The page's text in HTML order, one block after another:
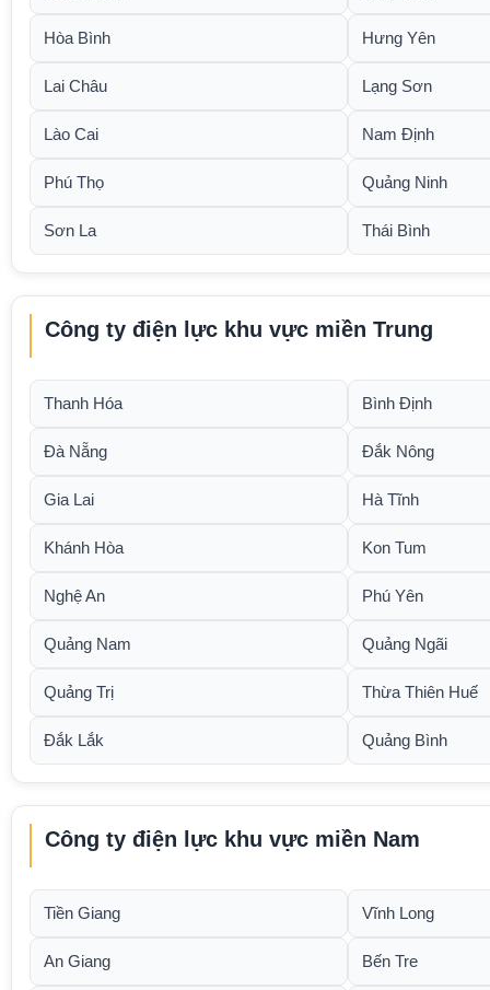
Hòa Bình Hưng Yên
Lai Châu Lạng Sơn
Lào Cai Nam Định
Phú Thọ Quảng Ninh
Sơn La Thái Bình
Công ty điện lực khu vực miền Trung
Thanh Hóa Bình Định
Đà Nẵng Đắk Nông
Gia Lai Hà Tĩnh
Khánh Hòa Kon Tum
Nghệ An Phú Yên
Quảng Nam Quảng Ngãi
Quảng Trị Thừa Thiên Huế
Đắk Lắk Quảng Bình
Công ty điện lực khu vực miền Nam
Tiền Giang Vĩnh Long
An Giang Bến Tre